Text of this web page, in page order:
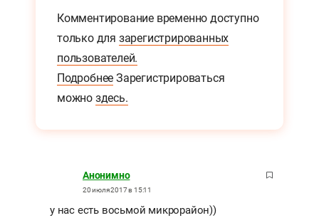
Комментирование временно доступно
только для зарегистрированных
пользователей.
Подробнее Зарегистрироваться
можно здесь.
Анонимно
20 июля 2017 в 15:11
у нас есть восьмой микрорайон))